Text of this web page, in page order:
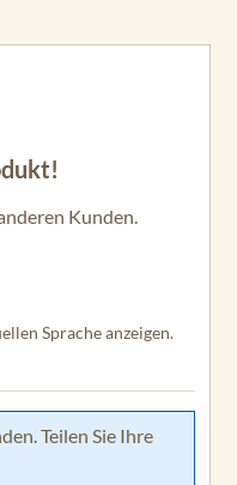
0 von 5 Sternen
Kunden.
Sprache anzeigen.
Teilen Sie Ihre